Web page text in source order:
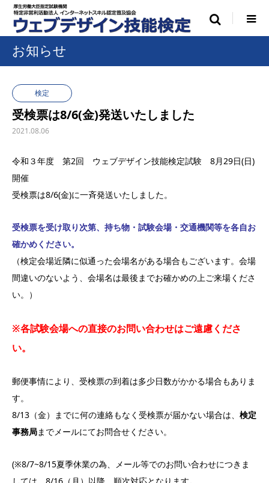
お知らせ
検定
受検票は8/6(金)発送いたしました
2021.08.06
令和３年度 第2回 ウェブデザイン技能検定試験 8月29日(日)
開催
受検票は8/6(金)に一斉発送いたしました。
受検票を受け取り次第、持ち物・試験会場・交通機関等を各自お
確かめください。
（検定会場近隣に似通った会場名がある場合もございます。会場
間違いのないよう、会場名は最後までお確かめの上ご来場くださ
い。）
※各試験会場への直接のお問い合わせはご遠慮くださ
い。
郵便事情により、受検票の到着は多少日数がかかる場合もありま
す。
8/13（金）までに何の連絡もなく受検票が届かない場合は、 検定
事務局までメールにてお問合せください。
(※8/7~8/15夏季休業の為、メール等でのお問い合わせにつきま